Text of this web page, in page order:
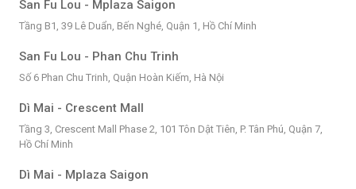
San Fu Lou - Mplaza Saigon
Tầng B1, 39 Lê Duẩn, Bến Nghé, Quận 1, Hồ Chí Minh
San Fu Lou - Phan Chu Trinh
Số 6 Phan Chu Trinh, Quận Hoàn Kiếm, Hà Nội
Dì Mai - Crescent Mall
Tầng 3, Crescent Mall Phase 2, 101 Tôn Dật Tiên, P. Tân Phú, Quận 7,
Hồ Chí Minh
Dì Mai - Mplaza Saigon